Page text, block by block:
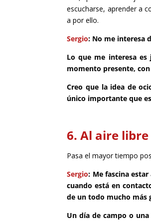
escucharse, aprender a
a por ello.
Sergio: No me interesa
Lo que me interesa es
momento presente,
Creo que la idea de
único importante que
6. Al aire libre
Pasa el mayor tiempo
Sergio: Me fascina
cuando está en
de un todo mucho más
Un día de campo o